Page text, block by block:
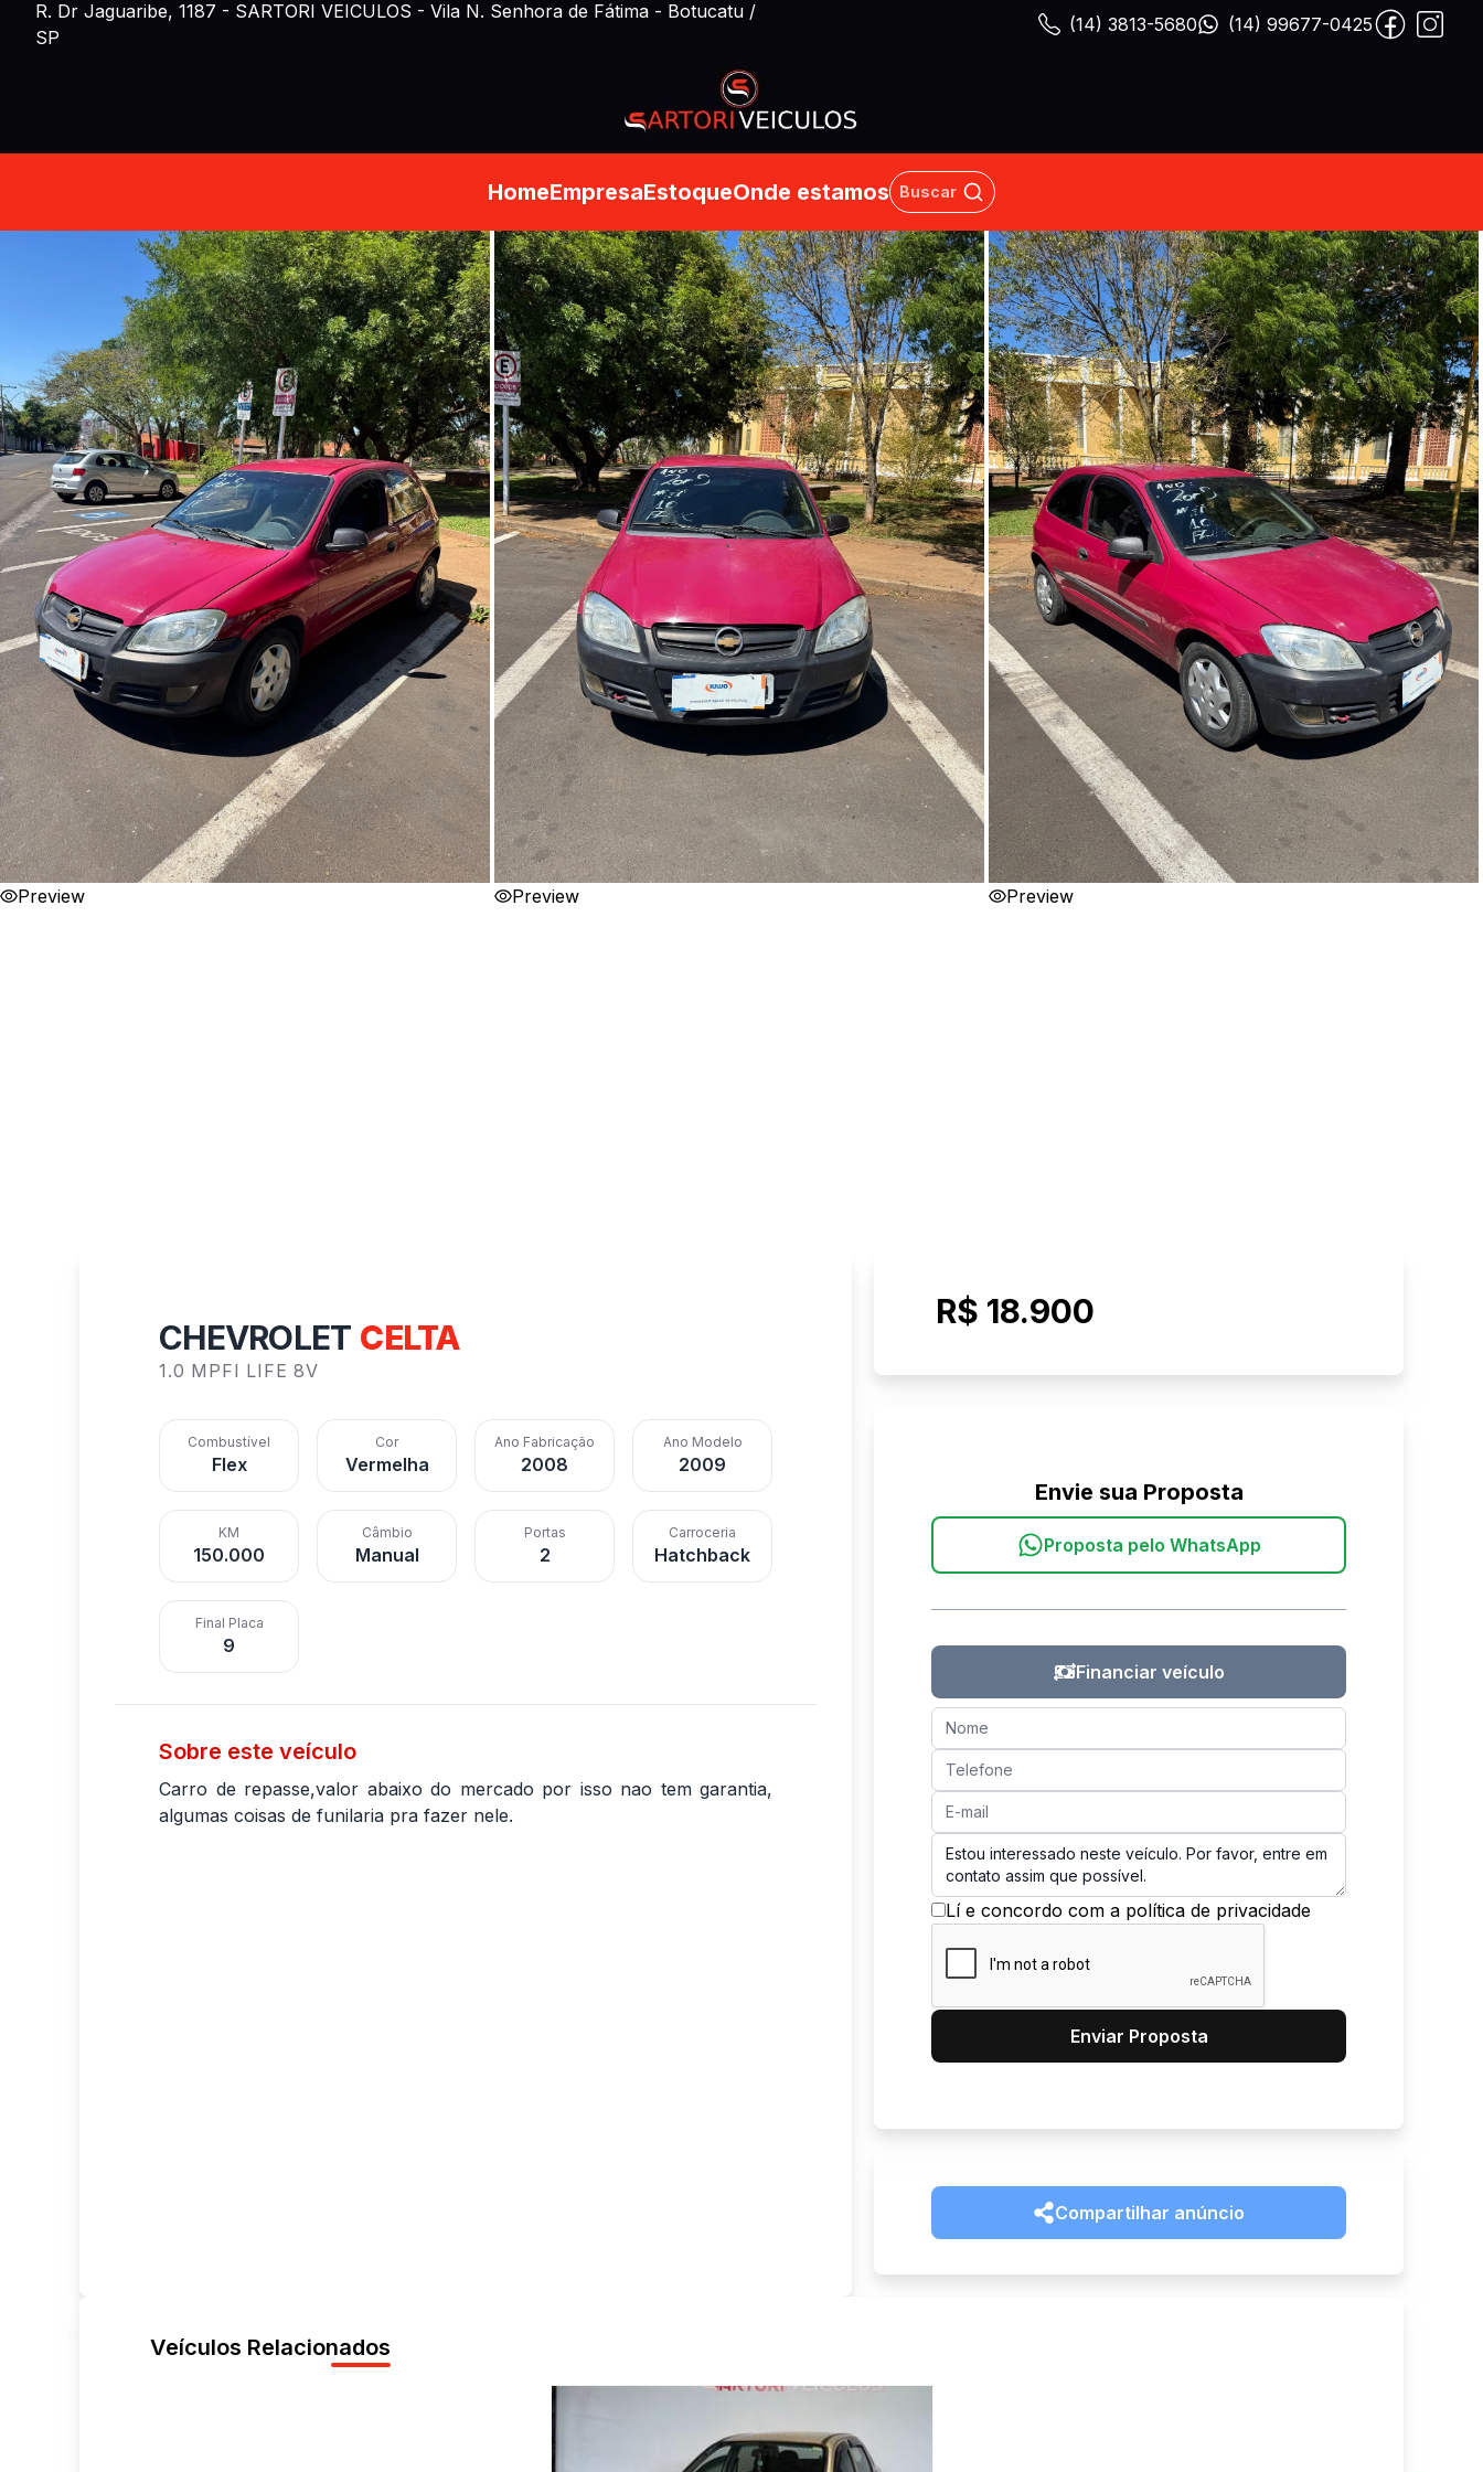
R. Dr Jaguaribe, 1187 - SARTORI VEICULOS - Vila N. Senhora de Fátima - Botucatu /
SP
(14) 3813-5680 (14) 99677-0425
HomeEmpresaEstoqueOnde estamos
Preview Preview Preview
CHEVROLET CELTA
1.0 MPFI LIFE 8V
Combustível
Flex
Cor
Vermelha
Ano Fabricação
2008
Ano Modelo
2009
KM
150.000
Câmbio
Manual
Portas
2
Carroceria
Hatchback
Final Placa
9
Sobre este veículo
Carro de repasse,valor abaixo do mercado por isso nao tem garantia,
algumas coisas de funilaria pra fazer nele.
R$ 18.900
Envie sua Proposta
Proposta pelo WhatsApp
Financiar veículo
Lí e concordo com a política de privacidade
Enviar Proposta
Compartilhar anúncio
Veículos Relacionados